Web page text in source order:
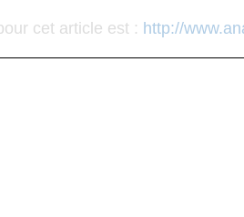
cet article est : http://